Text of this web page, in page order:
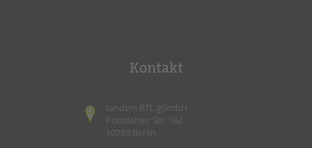
Kontakt
tandem BTL gGmbH
Potsdamer Str. 182
10783 Berlin